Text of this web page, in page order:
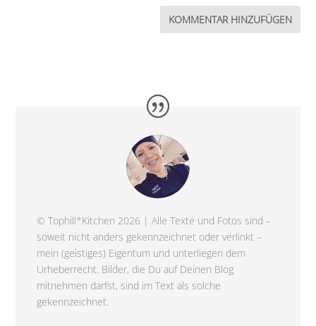
© Tophill*Kitchen 2026 | Alle Texte und Fotos sind –
soweit nicht anders gekennzeichnet oder verlinkt –
mein (geistiges) Eigentum und unterliegen dem
Urheberrecht. Bilder, die Du auf Deinen Blog
mitnehmen darfst, sind im Text als solche
gekennzeichnet.